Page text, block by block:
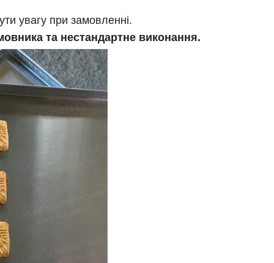
увагу при замовленні.
та нестандартне виконання.